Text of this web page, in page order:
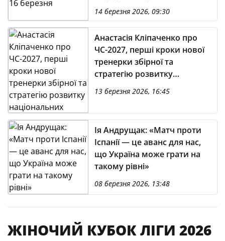
14 березня 2026, 09:30
Анастасія Кліпаченко про
ЧС-2027, перші кроки нової
тренерки збірної та
стратегію розвитку
національних команд
13 березня 2026, 16:45
Ія Андрущак: «Матч проти
Іспанії — це аванс для нас,
що Україна може грати на
такому рівні»
08 березня 2026, 13:48
ЖІНОЧИЙ КУБОК ЛІГИ 2026